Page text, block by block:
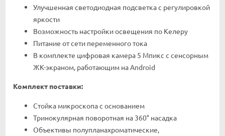
Улучшенная светодиодная подсветка с регулировкой
яркости
Возможность настройки освещения по Келеру
Питание от сети переменного тока
В комплекте цифровая камера 5 Мпикс с сенсорным
ЖК-экраном, работающим на Android
Комплект поставки:
Стойка микроскопа с основанием
Тринокулярная поворотная на 360° насадка
Объективы полупланахроматические,